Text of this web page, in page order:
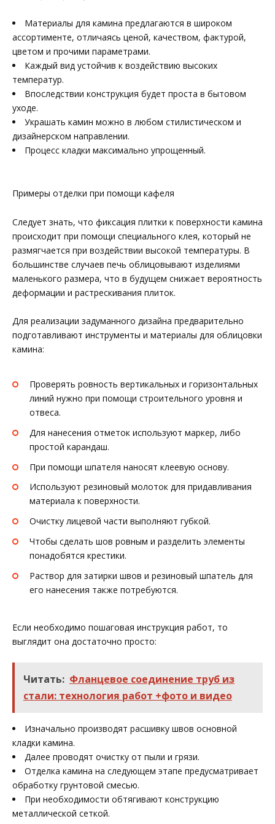
Материалы для камина предлагаются в широком
ассортименте, отличаясь ценой, качеством, фактурой,
цветом и прочими параметрами.
Каждый вид устойчив к воздействию высоких
температур.
Впоследствии конструкция будет проста в бытовом
уходе.
Украшать камин можно в любом стилистическом и
дизайнерском направлении.
Процесс кладки максимально упрощенный.
Примеры отделки при помощи кафеля
Следует знать, что фиксация плитки к поверхности камина
происходит при помощи специального клея, который не
размягчается при воздействии высокой температуры. В
большинстве случаев печь облицовывают изделиями
маленького размера, что в будущем снижает вероятность
деформации и растрескивания плиток.
Для реализации задуманного дизайна предварительно
подготавливают инструменты и материалы для облицовки
камина:
Проверять ровность вертикальных и горизонтальных
линий нужно при помощи строительного уровня и
отвеса.
Для нанесения отметок используют маркер, либо
простой карандаш.
При помощи шпателя наносят клеевую основу.
Используют резиновый молоток для придавливания
материала к поверхности.
Очистку лицевой части выполняют губкой.
Чтобы сделать шов ровным и разделить элементы
понадобятся крестики.
Раствор для затирки швов и резиновый шпатель для
его нанесения также потребуются.
Если необходимо пошаговая инструкция работ, то
выглядит она достаточно просто:
Читать: Фланцевое соединение труб из
стали: технология работ +фото и видео
Изначально производят расшивку швов основной
кладки камина.
Далее проводят очистку от пыли и грязи.
Отделка камина на следующем этапе предусматривает
обработку грунтовой смесью.
При необходимости обтягивают конструкцию
металлической сеткой.